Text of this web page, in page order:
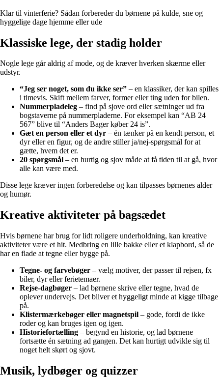
Klar til vinterferie? Sådan forbereder du børnene på kulde, sne og
hyggelige dage hjemme eller ude
Klassiske lege, der stadig holder
Nogle lege går aldrig af mode, og de kræver hverken skærme eller
udstyr.
“Jeg ser noget, som du ikke ser” – en klassiker, der kan spilles
i timevis. Skift mellem farver, former eller ting uden for bilen.
Nummerpladeleg – find på sjove ord eller sætninger ud fra
bogstaverne på nummerpladerne. For eksempel kan “AB 24
567” blive til “Anders Bager køber 24 is”.
Gæt en person eller et dyr – én tænker på en kendt person, et
dyr eller en figur, og de andre stiller ja/nej-spørgsmål for at
gætte, hvem det er.
20 spørgsmål – en hurtig og sjov måde at få tiden til at gå, hvor
alle kan være med.
Disse lege kræver ingen forberedelse og kan tilpasses børnenes alder
og humør.
Kreative aktiviteter på bagsædet
Hvis børnene har brug for lidt roligere underholdning, kan kreative
aktiviteter være et hit. Medbring en lille bakke eller et klapbord, så de
har en flade at tegne eller bygge på.
Tegne- og farvebøger – vælg motiver, der passer til rejsen, fx
biler, dyr eller ferietemaer.
Rejse-dagbøger – lad børnene skrive eller tegne, hvad de
oplever undervejs. Det bliver et hyggeligt minde at kigge tilbage
på.
Klistermærkebøger eller magnetspil – gode, fordi de ikke
roder og kan bruges igen og igen.
Historiefortælling – begynd en historie, og lad børnene
fortsætte én sætning ad gangen. Det kan hurtigt udvikle sig til
noget helt skørt og sjovt.
Musik, lydbøger og quizzer